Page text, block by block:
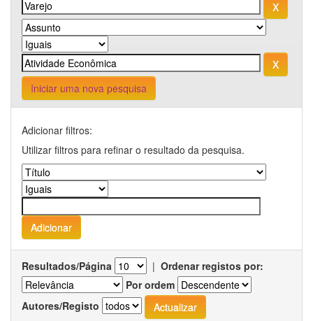
Iniciar uma nova pesquisa
Adicionar filtros:
Utilizar filtros para refinar o resultado da pesquisa.
Resultados/Página | Ordenar registos por:
Por ordem
Autores/Registo